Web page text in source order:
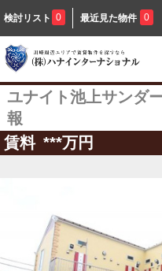
検討リスト 0 最近見た物件 0
ユナイト池上サンダ
報
賃料 ***万円